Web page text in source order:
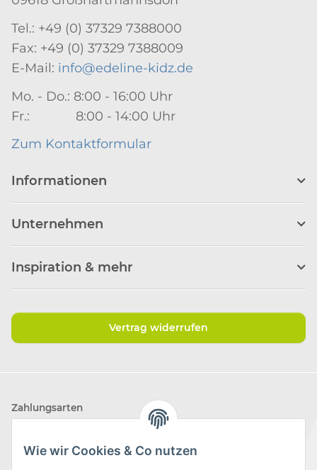
Wie wir Cookies & Co nutzen
Tel.: +49 (0) 37329 7388000
Fax: +49 (0) 37329 7388009
E-Mail: info@edeline-kidz.de
Mo. - Do.: 8:00 - 16:00 Uhr
Fr.: 8:00 - 14:00 Uhr
Zum Kontaktformular
Informationen
Unternehmen
Inspiration & mehr
Vertrag widerrufen
Zahlungsarten